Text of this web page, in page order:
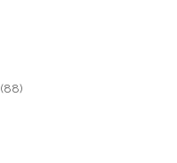
(88)